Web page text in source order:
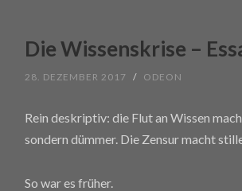
Die Wissenskrise –
28. DEZEMBER 2017 / ODEON
Rein deskriptiv: die Flut an Wissen
sondern dümmer. Die Zensur macht
So war es früher.